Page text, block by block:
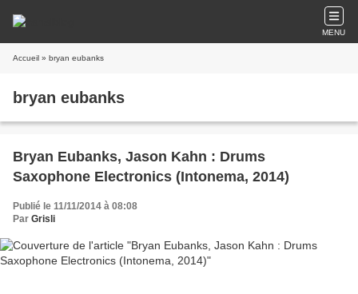
MENU
Accueil » bryan eubanks
bryan eubanks
Bryan Eubanks, Jason Kahn : Drums
Saxophone Electronics (Intonema, 2014)
Publié le 11/11/2014 à 08:08
Par Grisli